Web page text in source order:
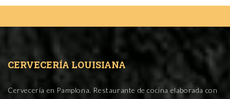
CERVECERÍA LOUISIANA
Cervecería en Pamplona. Restaurante de cocina elaborada con